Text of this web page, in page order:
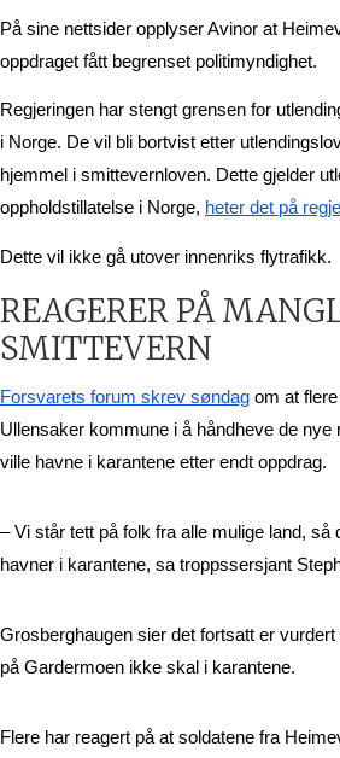
På sine nettsider opplyser Avinor at
oppdraget fått begrenset politimyndighet.
Regjeringen har stengt grensen for
i Norge. De vil bli bortvist etter
hjemmel i smittevernloven. Dette gjelder
oppholdstillatelse i Norge, heter det på
Dette vil ikke gå utover innenriks flytrafikk.
REAGERER PÅ
SMITTEVERN
Forsvarets forum skrev søndag om at
Ullensaker kommune i å håndheve de nye
ville havne i karantene etter endt oppdrag.
– Vi står tett på folk fra alle mulige land, så
havner i karantene, sa troppssersjant
Grosberghaugen sier det fortsatt er
på Gardermoen ikke skal i karantene.
Flere har reagert på at soldatene fra